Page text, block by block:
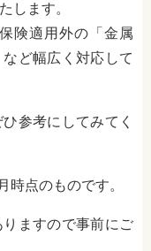
します。
険適用外の「金属
ど幅広く対応して
参考にしてみてく
点のものです。
りますので事前にご